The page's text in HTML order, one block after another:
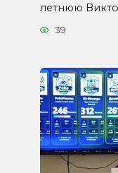
летнюю
39